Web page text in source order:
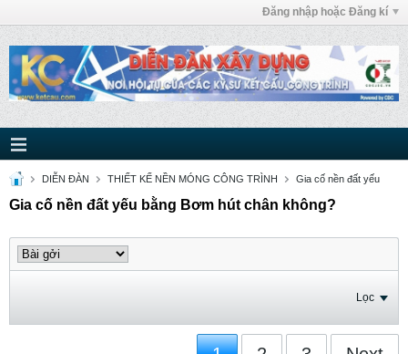
Đăng nhập hoặc Đăng kí
DIỄN ĐÀN THIẾT KẾ NỀN MÓNG CÔNG TRÌNH Gia cố nền đất yếu
Gia cố nền đất yếu bằng Bơm hút chân không?
Lọc